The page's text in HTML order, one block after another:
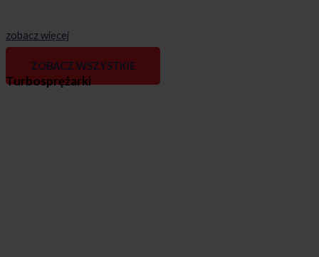
zobacz więcej
ZOBACZ WSZYSTKIE
Turbosprężarki